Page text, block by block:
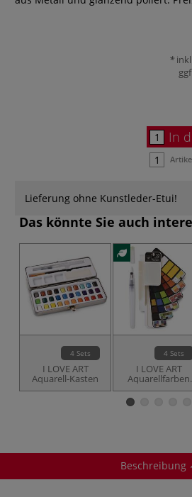
In
Lieferung ohne Kunstleder-Etui!
Das könnte Sie auch
4 Sets
I LOVE ART
Aquarell-Kasten
4 Sets
I LOVE ART
Aquarellfarben
Fächer-Set
Beschreibung